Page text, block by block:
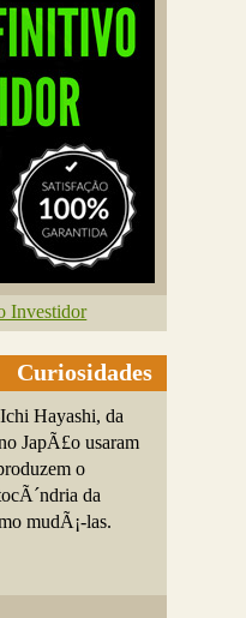
Investidor
Curiosidades
Hayashi, da
JapÃ£o usaram
o
da
mudÃ¡-las.